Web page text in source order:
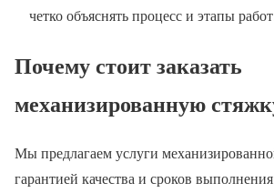
четко объяснять процесс и этапы
Почему стоит заказать
механизированную
Мы предлагаем услуги
гарантией качества и сроков